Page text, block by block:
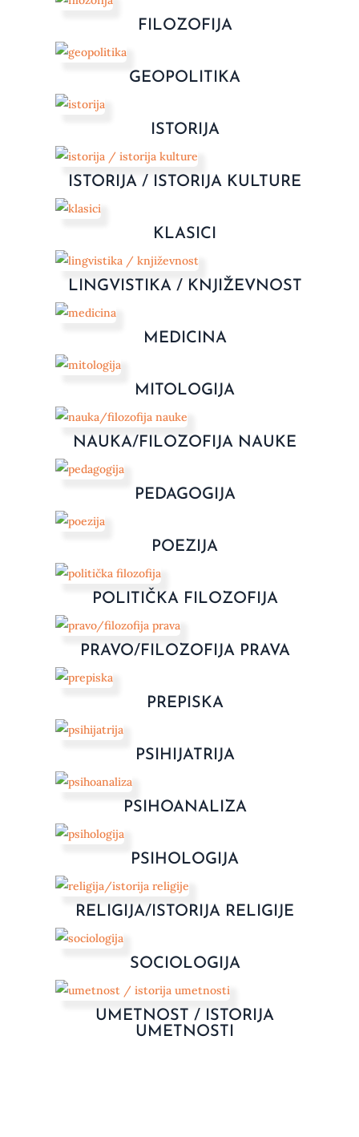
FILOZOFIJA
GEOPOLITIKA
ISTORIJA
ISTORIJA / ISTORIJA KULTURE
KLASICI
LINGVISTIKA / KNJIŽEVNOST
MEDICINA
MITOLOGIJA
NAUKA/FILOZOFIJA NAUKE
PEDAGOGIJA
POEZIJA
POLITIČKA FILOZOFIJA
PRAVO/FILOZOFIJA PRAVA
PREPISKA
PSIHIJATRIJA
PSIHOANALIZA
PSIHOLOGIJA
RELIGIJA/ISTORIJA RELIGIJE
SOCIOLOGIJA
UMETNOST / ISTORIJA
UMETNOSTI